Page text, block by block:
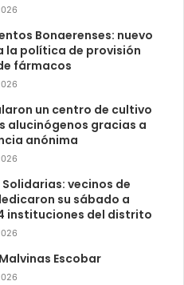
Bonaerenses: nuevo
la política de provisión
fármacos
un centro de cultivo
alucinógenos gracias a
anónima
vecinos de
su sábado a
instituciones del distrito
Escobar